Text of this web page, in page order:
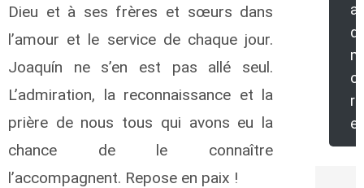
Dieu et à ses frères et sœurs dans
l’amour et le service de chaque jour.
Joaquín ne s’en est pas allé seul.
L’admiration, la reconnaissance et la
prière de nous tous qui avons eu la
chance de le connaître
l’accompagnent. Repose en paix !
a
d
m
o
r
e